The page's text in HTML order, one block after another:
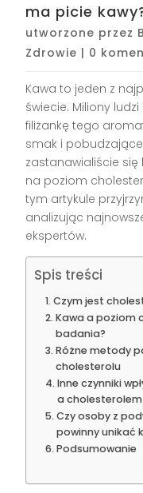
ma picie
utworzone przez
Zdrowie | 0
Kawa to jeden z
świecie. Miliony
filiżankę tego
smak i
zastanawialiście się
na poziom
tym artykule
analizując
ekspertów.
Spis treści
Czym jest
Kawa a poziom
badania?
Różne metody
cholesterolu
Inne czynniki
a cholesterolem
Czy osoby z
powinny unikać
Podsumowanie